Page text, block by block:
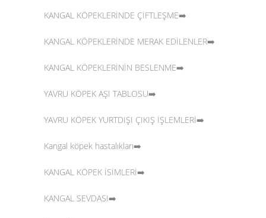
KANGAL KÖPEKLERİNDE ÇİFTLEŞME➡️
KANGAL KÖPEKLERİNDE MERAK EDİLENLER➡️
KANGAL KÖPEKLERİNİN BESLENME➡️
YAVRU KÖPEK AŞI TABLOSU➡️
YAVRU KÖPEK YURTDIŞI ÇIKIŞ İŞLEMLERİ➡️
Kangal köpek hastalıkları➡️
KANGAL KÖPEK İSİMLERİ➡️
KANGAL SEVDASI➡️